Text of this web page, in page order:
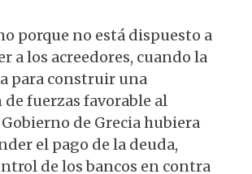
porque no está dispuesto a
a los acreedores, cuando la
para construir una
fuerzas favorable al
de Grecia hubiera
el pago de la deuda,
de los bancos en contra